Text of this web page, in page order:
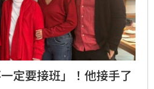
定要接班」！他接手了